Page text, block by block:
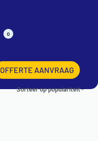
0
OFFERTE AANVRAAG
Sorteer op populariteit